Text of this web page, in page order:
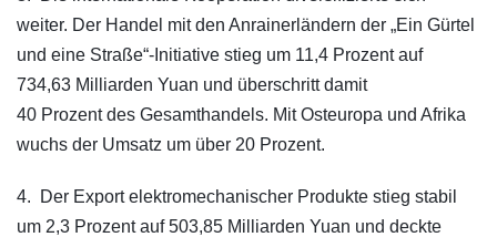
weiter. Der Handel mit den Anrainerländern der „Ein Gürtel
und eine Straße“-Initiative stieg um 11,4 Prozent auf
734,63 Milliarden Yuan und überschritt damit
40 Prozent des Gesamthandels. Mit Osteuropa und Afrika
wuchs der Umsatz um über 20 Prozent.
4. Der Export elektromechanischer Produkte stieg stabil
um 2,3 Prozent auf 503,85 Milliarden Yuan und deckte